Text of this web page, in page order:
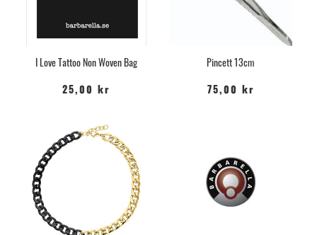
I Love Tattoo Non Woven Bag
25,00 kr
Pincett 13cm
75,00 kr